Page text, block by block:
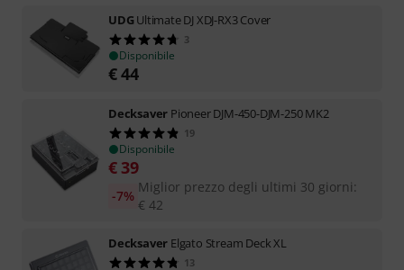
UDGUltimate DJ XDJ-RX3 Cover
3
Disponibile
€44
Decksaver Pioneer DJM-450-DJM-250 MK2
19
Disponibile
€ 39
Miglior prezzo degli ultimi 30 giorni:
€ 42
-7%
Decksaver Elgato Stream Deck XL
13